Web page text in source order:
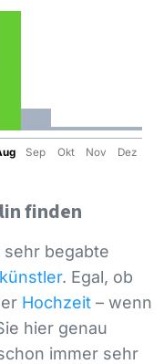
Sep Okt Nov Dez
finden
sehr begabte
. Egal, ob
Hochzeit – wenn
hier genau
immer sehr